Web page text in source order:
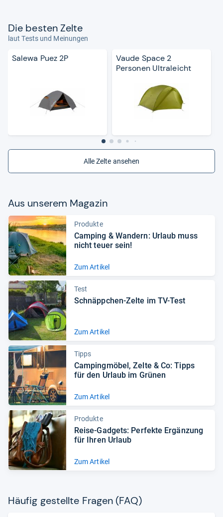
Die bes­ten Zelte
laut Tests und Meinungen
Salewa Puez 2P
Vaude Space 2
Personen Ultraleicht
Alle Zelte ansehen
Aus unse­rem Maga­zin
Produkte
Cam­ping & Wan­dern: Urlaub muss
nicht teuer sein!
Zum Artikel
Test
Schnäpp­chen-​Zelte im TV-​Test
Zum Artikel
Tipps
Cam­ping­mö­bel, Zelte & Co: Tipps
für den Urlaub im Grü­nen
Zum Artikel
Produkte
Reise-​Gad­gets: Per­fekte Ergän­zung
für Ihren Urlaub
Zum Artikel
Häu­fig gestellte Fra­gen (FAQ)